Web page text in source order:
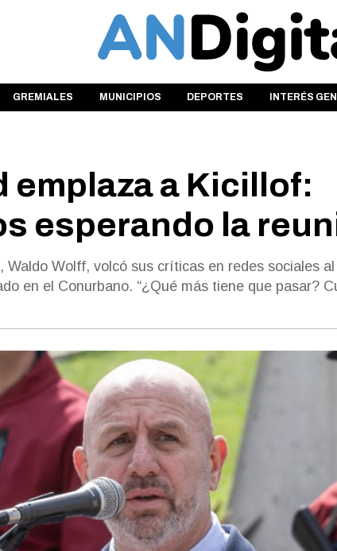
GREMIALES MUNICIPIOS DEPORTES INTERÉS
emplaza a Kicillof:
esperando la
Waldo Wolff, volcó sus críticas en redes sociales
en el Conurbano. “¿Qué más tiene que pasar?